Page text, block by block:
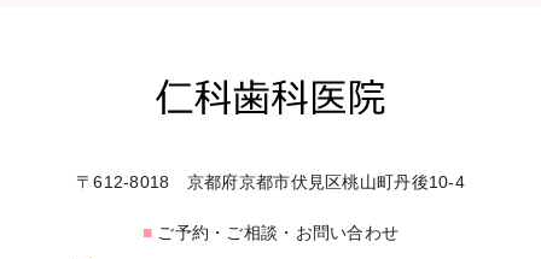
〒612-8018 京都府京都市伏見区桃山町丹後10-4
■ ご予約・ご相談・お問い合わせ